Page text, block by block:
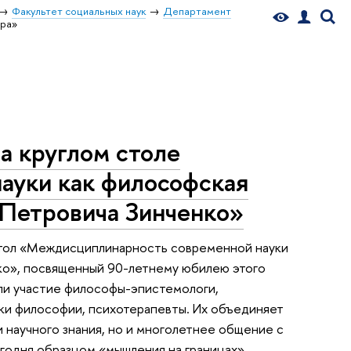
Факультет социальных наук
Департамент
круглом столе
как философская
Зинченко»
«Междисциплинарность современной науки
посвященный 90-летнему юбилею этого
участие философы-эпистемологи,
философии, психотерапевты. Их объединяет
знания, но и многолетнее общение с